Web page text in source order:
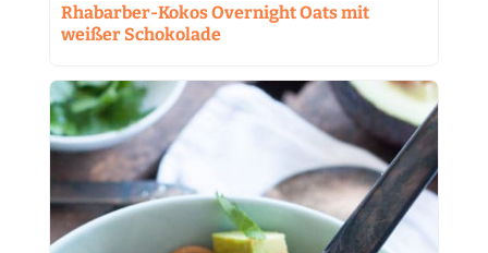
Rhabarber-Kokos Overnight Oats mit
weißer Schokolade